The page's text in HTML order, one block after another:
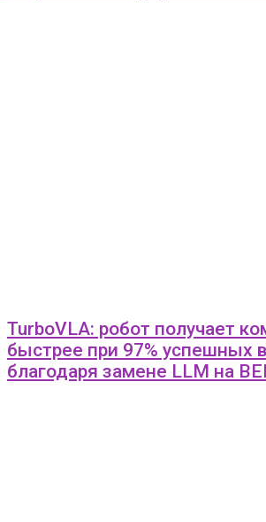
TurboVLA: робот получает
быстрее при 97% успешных
благодаря замене LLM на